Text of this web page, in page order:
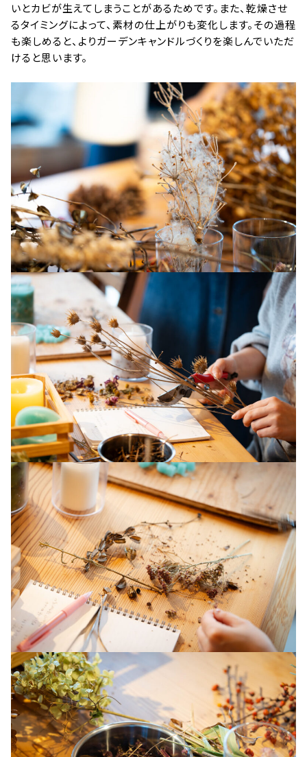
いとカビが生えてしまうことがあるためです。また、乾燥させ
るタイミングによって、素材の仕上がりも変化します。その過程
も楽しめると、よりガーデンキャンドルづくりを楽しんでいただ
けると思います。